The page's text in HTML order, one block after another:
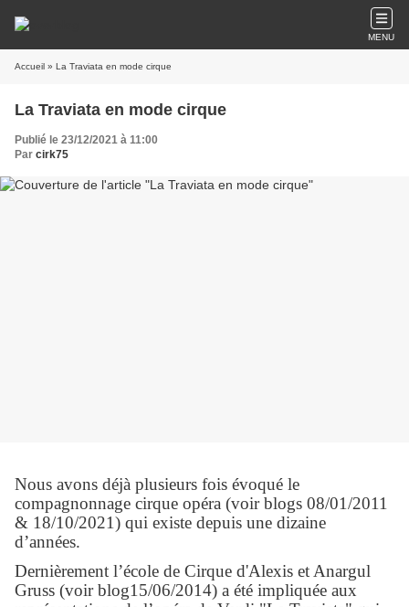
MENU
Accueil » La Traviata en mode cirque
La Traviata en mode cirque
Publié le 23/12/2021 à 11:00
Par cirk75
Nous avons déjà plusieurs fois évoqué le
compagnonnage cirque opéra (voir blogs 08/01/2011
& 18/10/2021) qui existe depuis une dizaine
d’années.
Dernièrement l’école de Cirque d'Alexis et Anargul
Gruss (voir blog15/06/2014) a été impliquée aux